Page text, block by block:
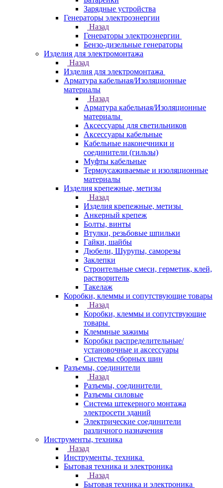
Зарядные устройства
Генераторы электроэнергии
Назад
Генераторы электроэнергии
Бензо-дизельные генераторы
Изделия для электромонтажа
Назад
Изделия для электромонтажа
Арматура кабельная/Изоляционные
материалы
Назад
Арматура кабельная/Изоляционные
материалы
Аксессуары для светильников
Аксессуары кабельные
Кабельные наконечники и
соединители (гильзы)
Муфты кабельные
Термоусаживаемые и изоляционные
материалы
Изделия крепежные, метизы
Назад
Изделия крепежные, метизы
Анкерный крепеж
Болты, винты
Втулки, резьбовые шпильки
Гайки, шайбы
Дюбели, Шурупы, саморезы
Заклепки
Строительные смеси, герметик, клей,
растворитель
Такелаж
Коробки, клеммы и сопутствующие товары
Назад
Коробки, клеммы и сопутствующие
товары
Клеммные зажимы
Коробки распределительные/
установочные и аксессуары
Системы сборных шин
Разъемы, соединители
Назад
Разъемы, соединители
Разъемы силовые
Система штекерного монтажа
электросети зданий
Электрические соединители
различного назначения
Инструменты, техника
Назад
Инструменты, техника
Бытовая техника и электроника
Назад
Бытовая техника и электроника